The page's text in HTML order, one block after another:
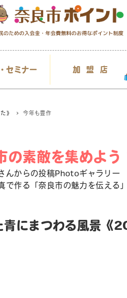
セミナー 加盟店
》 今年も豊作
の素敵を集めよう
んからの投稿Photoギャラリー
で作る「奈良市の魅力を伝える
にまつわる風景《